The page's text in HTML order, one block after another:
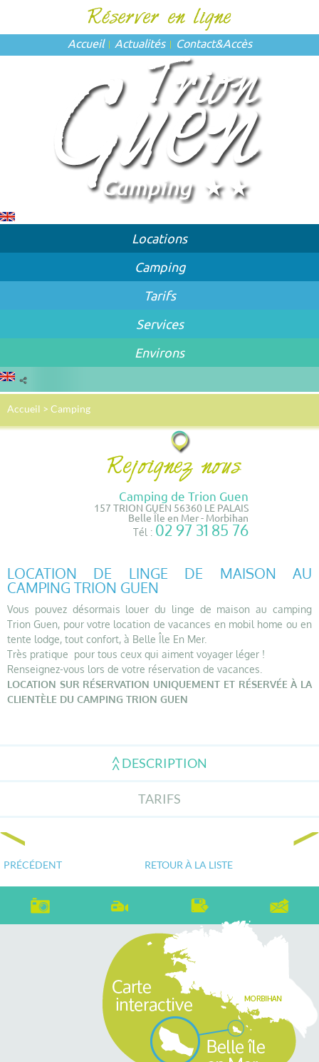
Accueil Actualités Contact&Accès
Locations
Camping
Tarifs
Services
Environs
Accueil > Camping
Camping de Trion Guen
157 TRION GUEN 56360 LE PALAIS
Belle Île en Mer - Morbihan
Tél : 02 97 31 85 76
LOCATION DE LINGE DE MAISON AU
CAMPING TRION GUEN
Vous pouvez désormais louer du linge de maison au camping
Trion Guen, pour votre location de vacances en mobil home ou en
tente lodge, tout confort, à Belle Île En Mer.
Très pratique pour tous ceux qui aiment voyager léger !
Renseignez-vous lors de votre réservation de vacances.
LOCATION SUR RÉSERVATION UNIQUEMENT ET RÉSERVÉE À LA
CLIENTÈLE DU CAMPING TRION GUEN
DESCRIPTION
TARIFS
PRÉCÉDENT RETOUR À LA LISTE